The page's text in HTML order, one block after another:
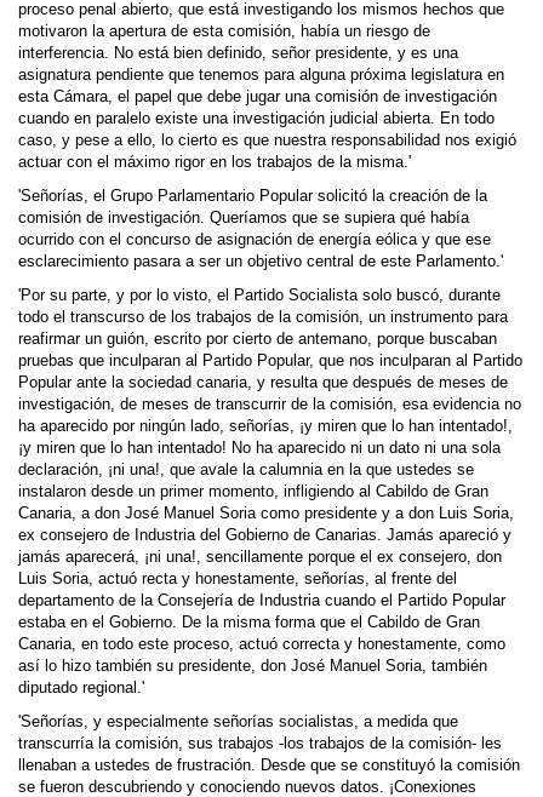
proceso penal abierto, que está investigando los mismos hechos que
motivaron la apertura de esta comisión, había un riesgo de
interferencia. No está bien definido, señor presidente, y es una
asignatura pendiente que tenemos para alguna próxima legislatura en
esta Cámara, el papel que debe jugar una comisión de investigación
cuando en paralelo existe una investigación judicial abierta. En todo
caso, y pese a ello, lo cierto es que nuestra responsabilidad nos exigió
actuar con el máximo rigor en los trabajos de la misma.'
'Señorías, el Grupo Parlamentario Popular solicitó la creación de la
comisión de investiga­ción. Queríamos que se supiera qué había
ocurrido con el concurso de asignación de energía eólica y que ese
esclarecimiento pasara a ser un objetivo central de este Parlamento.'
'Por su parte, y por lo visto, el Partido Socialista solo buscó, durante
todo el transcurso de los trabajos de la comisión, un instrumento para
reafirmar un guión, escrito por cierto de antemano, porque buscaban
pruebas que inculparan al Partido Popular, que nos inculparan al Partido
Popular ante la sociedad canaria, y resulta que después de meses de
investigación, de meses de transcurrir de la comisión, esa evidencia no
ha aparecido por ningún lado, señorías, ¡y miren que lo han intentado!,
¡y miren que lo han intentado! No ha aparecido ni un dato ni una sola
declaración, ¡ni una!, que avale la calumnia en la que ustedes se
instalaron desde un primer momento, infligiendo al Cabildo de Gran
Canaria, a don José Manuel Soria como presidente y a don Luis Soria,
ex consejero de Industria del Gobierno de Canarias. Jamás apareció y
jamás aparecerá, ¡ni una!, sencillamente porque el ex consejero, don
Luis Soria, actuó recta y honestamente, señorías, al frente del
departamento de la Consejería de Industria cuando el Partido Popular
estaba en el Gobierno. De la misma forma que el Cabildo de Gran
Canaria, en todo este proceso, actuó correcta y honestamente, como
así lo hizo también su presidente, don José Manuel Soria, también
diputado regional.'
'Señorías, y especialmente señorías socialistas, a medida que
transcurría la comisión, sus trabajos -los trabajos de la comisión- les
llenaban a ustedes de frustración. Desde que se constituyó la comisión
se fueron descubriendo y conociendo nuevos datos. ¡Conexiones